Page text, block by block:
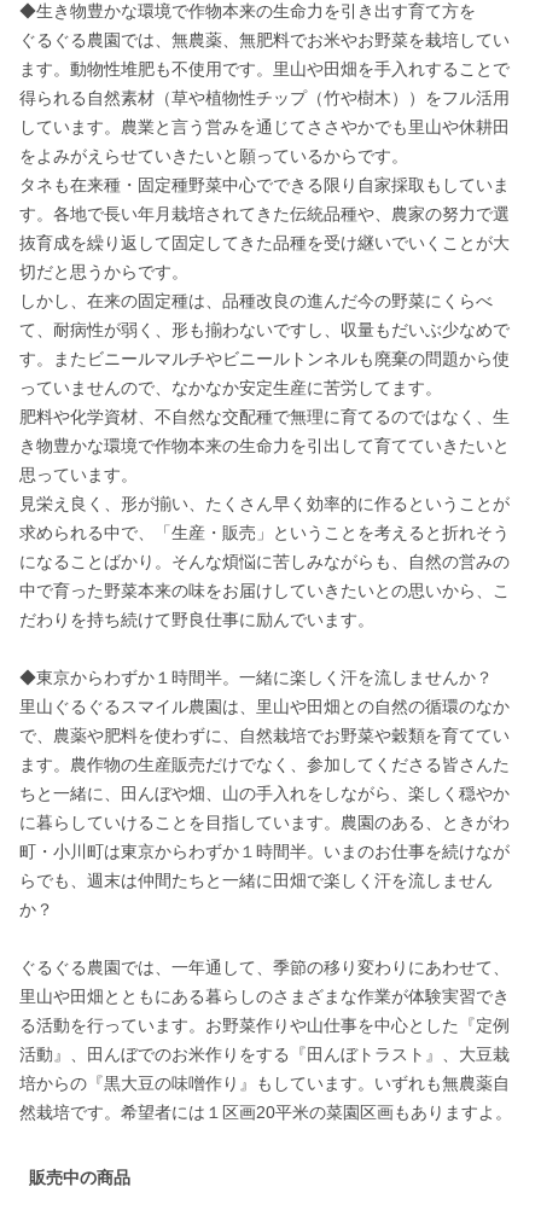
◆生き物豊かな環境で作物本来の生命力を引き出す育て方を
ぐるぐる農園では、無農薬、無肥料でお米やお野菜を栽培してい
ます。動物性堆肥も不使用です。里山や田畑を手入れすることで
得られる自然素材（草や植物性チップ（竹や樹木））をフル活用
しています。農業と言う営みを通じてささやかでも里山や休耕田
をよみがえらせていきたいと願っているからです。
タネも在来種・固定種野菜中心でできる限り自家採取もしていま
す。各地で長い年月栽培されてきた伝統品種や、農家の努力で選
抜育成を繰り返して固定してきた品種を受け継いでいくことが大
切だと思うからです。
しかし、在来の固定種は、品種改良の進んだ今の野菜にくらべ
て、耐病性が弱く、形も揃わないですし、収量もだいぶ少なめで
す。またビニールマルチやビニールトンネルも廃棄の問題から使
っていませんので、なかなか安定生産に苦労してます。
肥料や化学資材、不自然な交配種で無理に育てるのではなく、生
き物豊かな環境で作物本来の生命力を引出して育てていきたいと
思っています。
見栄え良く、形が揃い、たくさん早く効率的に作るということが
求められる中で、「生産・販売」ということを考えると折れそう
になることばかり。そんな煩悩に苦しみながらも、自然の営みの
中で育った野菜本来の味をお届けしていきたいとの思いから、こ
だわりを持ち続けて野良仕事に励んでいます。
◆東京からわずか１時間半。一緒に楽しく汗を流しませんか？
里山ぐるぐるスマイル農園は、里山や田畑との自然の循環のなか
で、農薬や肥料を使わずに、自然栽培でお野菜や穀類を育ててい
ます。農作物の生産販売だけでなく、参加してくださる皆さんた
ちと一緒に、田んぼや畑、山の手入れをしながら、楽しく穏やか
に暮らしていけることを目指しています。農園のある、ときがわ
町・小川町は東京からわずか１時間半。いまのお仕事を続けなが
らでも、週末は仲間たちと一緒に田畑で楽しく汗を流しません
か？
ぐるぐる農園では、一年通して、季節の移り変わりにあわせて、
里山や田畑とともにある暮らしのさまざまな作業が体験実習でき
る活動を行っています。お野菜作りや山仕事を中心とした『定例
活動』、田んぼでのお米作りをする『田んぼトラスト』、大豆栽
培からの『黒大豆の味噌作り』もしています。いずれも無農薬自
然栽培です。希望者には１区画20平米の菜園区画もありますよ。
販売中の商品